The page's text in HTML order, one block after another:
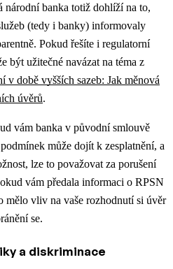
národní banka totiž dohlíží na to,
(tedy i banky) informovaly
Pokud řešíte i regulatorní
být užitečné navázat na téma z
v době vyšších sazeb: Jak měnová
úvěrů.
vám banka v původní smlouvě
může dojít k zesplatnění, a
lze to považovat za porušení
vám předala informaci o RPSN
mělo vliv na vaše rozhodnutí si úvěr
se.
a diskriminace